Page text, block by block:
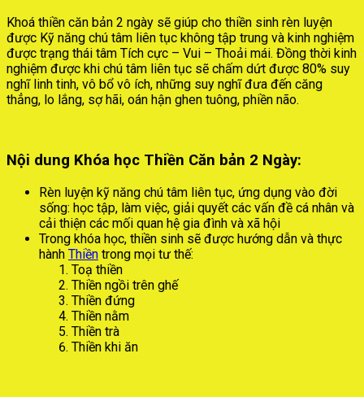
Khoá thiền căn bản 2 ngày sẽ giúp cho thiền sinh rèn luyện
được Kỹ năng chú tâm liên tục không tập trung và kinh nghiệm
được trạng thái tâm Tích cực – Vui – Thoải mái. Đồng thời kinh
nghiệm được khi chú tâm liên tục sẽ chấm dứt được 80% suy
nghĩ linh tinh, vô bổ vô ích, những suy nghĩ đưa đến căng
thẳng, lo lắng, sợ hãi, oán hận ghen tuông, phiền não.
Nội dung Khóa học Thiền Căn bản 2 Ngày:
Rèn luyện kỹ năng chú tâm liên tục, ứng dụng vào đời
sống: học tập, làm việc, giải quyết các vấn đề cá nhân và
cải thiện các mối quan hệ gia đình và xã hội
Trong khóa học, thiền sinh sẽ được hướng dẫn và thực
hành Thiền trong mọi tư thế:
Toạ thiền
Thiền ngồi trên ghế
Thiền đứng
Thiền nằm
Thiền trà
Thiền khi ăn